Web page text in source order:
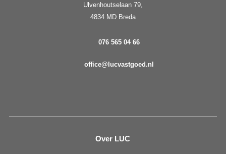
Ulvenhoutselaan 79,
4834 MD Breda
076 565 04 66
office@lucvastgoed.nl
Over LUC